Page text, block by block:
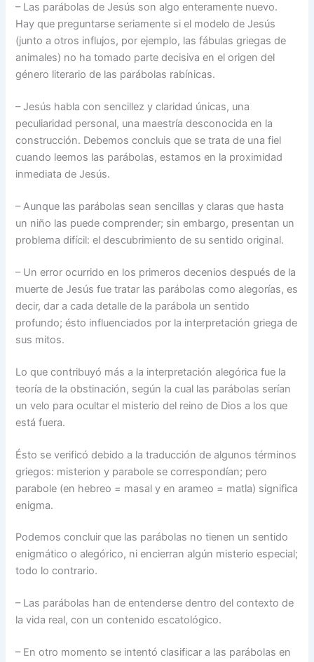
– Las parábolas de Jesús son algo enteramente nuevo.
Hay que preguntarse seriamente si el modelo de Jesús
(junto a otros influjos, por ejemplo, las fábulas griegas de
animales) no ha tomado parte decisiva en el origen del
género literario de las parábolas rabínicas.
– Jesús habla con sencillez y claridad únicas, una
peculiaridad personal, una maestría desconocida en la
construcción. Debemos concluis que se trata de una fiel
cuando leemos las parábolas, estamos en la proximidad
inmediata de Jesús.
– Aunque las parábolas sean sencillas y claras que hasta
un niño las puede comprender; sin embargo, presentan un
problema difícil: el descubrimiento de su sentido original.
– Un error ocurrido en los primeros decenios después de la
muerte de Jesús fue tratar las parábolas como alegorías, es
decir, dar a cada detalle de la parábola un sentido
profundo; ésto influenciados por la interpretación griega de
sus mitos.
Lo que contribuyó más a la interpretación alegórica fue la
teoría de la obstinación, según la cual las parábolas serían
un velo para ocultar el misterio del reino de Dios a los que
está fuera.
Ésto se verificó debido a la traducción de algunos términos
griegos: misterion y parabole se correspondían; pero
parabole (en hebreo = masal y en arameo = matla) significa
enigma.
Podemos concluir que las parábolas no tienen un sentido
enigmático o alegórico, ni encierran algún misterio especial;
todo lo contrario.
– Las parábolas han de entenderse dentro del contexto de
la vida real, con un contenido escatológico.
– En otro momento se intentó clasificar a las parábolas en